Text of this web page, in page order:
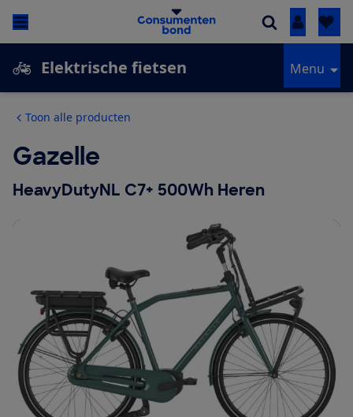
Inloggen
Elektrische fietsen Menu
Toon alle producten
Gazelle
HeavyDutyNL C7+ 500Wh Heren